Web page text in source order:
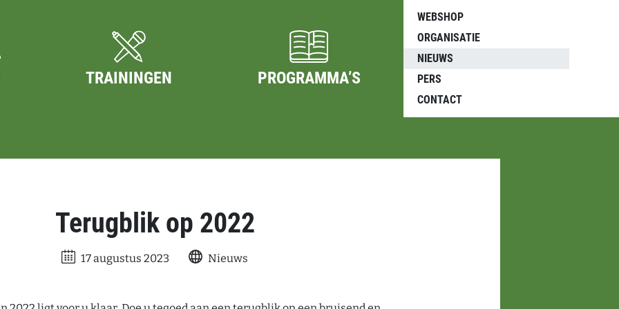
TRAININGEN PROGRAMMA’S
WEBSHOP
ORGANISATIE
NIEUWS
PERS
CONTACT
Terugblik op 2022
17 augustus 2023 Nieuws